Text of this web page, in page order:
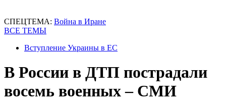
СПЕЦТЕМА: Война в Иране
ВСЕ ТЕМЫ
Вступление Украины в ЕС
В России в ДТП пострадали
восемь военных – СМИ